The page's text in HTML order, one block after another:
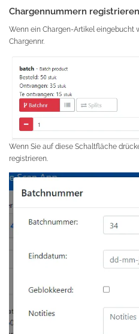
Chargennummern registrieren
Wenn ein Chargen-Artikel eingebucht
Chargennr.
Wenn Sie auf diese Schaltfläche
registrieren.